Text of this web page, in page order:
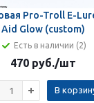
Pro-Troll E-
Aid Glow (custom)
Есть в наличии (2)
470 руб./шт
В